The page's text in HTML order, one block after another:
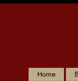
Home